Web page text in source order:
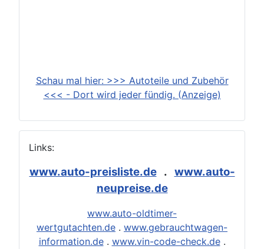
Schau mal hier: >>> Autoteile und Zubehör
<<< - Dort wird jeder fündig. (Anzeige)
Links:
www.auto-preisliste.de. www.auto-
neupreise.de
www.auto-oldtimer-
wertgutachten.de . www.gebrauchtwagen-
information.de. www.vin-code-check.de.